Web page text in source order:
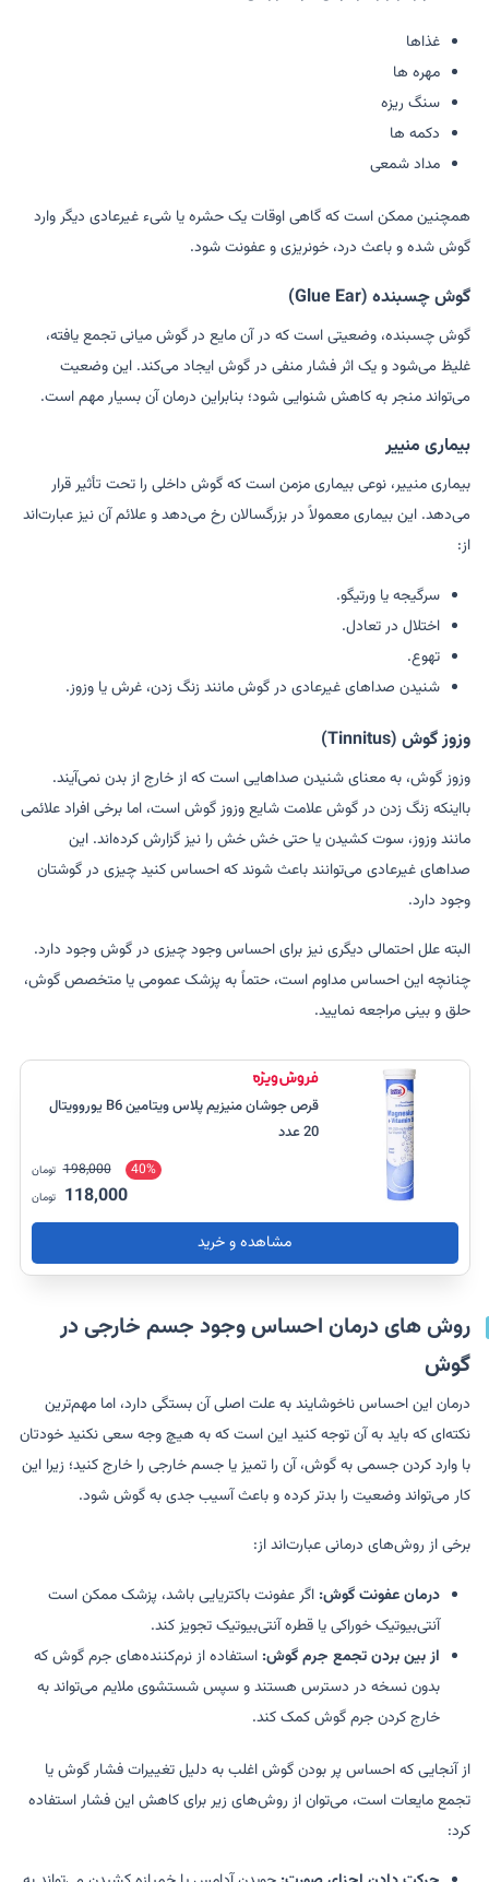
غذاها
مهره ها
سنگ ریزه
دکمه ها
مداد شمعی
همچنین ممکن است که گاهی اوقات یک حشره یا شیء غیرعادی دیگر وارد
گوش شده و باعث درد، خونریزی و عفونت شود.
گوش چسبنده (Glue Ear)
گوش چسبنده، وضعیتی است که در آن مایع در گوش میانی تجمع یافته،
غلیظ می‌شود و یک اثر فشار منفی در گوش ایجاد می‌کند. این وضعیت
می‌تواند منجر به کاهش شنوایی شود؛ بنابراین درمان آن بسیار مهم است.
بیماری منییر
بیماری منییر، نوعی بیماری مزمن است که گوش داخلی را تحت تأثیر قرار
می‌دهد. این بیماری معمولاً در بزرگسالان رخ می‌دهد و علائم آن نیز عبارت‌اند
از:
سرگیجه یا ورتیگو.
اختلال در تعادل.
تهوع.
شنیدن صداهای غیرعادی در گوش مانند زنگ زدن، غرش یا وزوز.
وزوز گوش (Tinnitus)
وزوز گوش، به معنای شنیدن صداهایی است که از خارج از بدن نمی‌آیند.
بااینکه زنگ زدن در گوش علامت شایع وزوز گوش است، اما برخی افراد علائمی
مانند وزوز، سوت کشیدن یا حتی خش خش را نیز گزارش کرده‌اند. این
صداهای غیرعادی می‌توانند باعث شوند که احساس کنید چیزی در گوشتان
وجود دارد.
البته علل احتمالی دیگری نیز برای احساس وجود چیزی در گوش وجود دارد.
چنانچه این احساس مداوم است، حتماً به پزشک عمومی یا متخصص گوش،
حلق و بینی مراجعه نمایید.
قرص جوشان منیزیم پلاس ویتامین B6 یوروویتال
20 عدد
40%
198,000 تومان
118,000 تومان
مشاهده و خرید
روش های درمان احساس وجود جسم خارجی در
گوش
درمان این احساس ناخوشایند به علت اصلی آن بستگی دارد، اما مهم‌ترین
نکته‌ای که باید به آن توجه کنید این است که به هیچ وجه سعی نکنید خودتان
با وارد کردن جسمی به گوش، آن را تمیز یا جسم خارجی را خارج کنید؛ زیرا این
کار می‌تواند وضعیت را بدتر کرده و باعث آسیب جدی به گوش شود.
برخی از روش‌های درمانی عبارت‌اند از:
درمان عفونت گوش: اگر عفونت باکتریایی باشد، پزشک ممکن است
آنتی‌بیوتیک خوراکی یا قطره آنتی‌بیوتیک تجویز کند.
از بین بردن تجمع جرم گوش: استفاده از نرم‌کننده‌های جرم گوش که
بدون نسخه در دسترس هستند و سپس شستشوی ملایم می‌تواند به
خارج کردن جرم گوش کمک کند.
از آنجایی که احساس پر بودن گوش اغلب به دلیل تغییرات فشار گوش یا
تجمع مایعات است، می‌توان از روش‌های زیر برای کاهش این فشار استفاده
کرد: